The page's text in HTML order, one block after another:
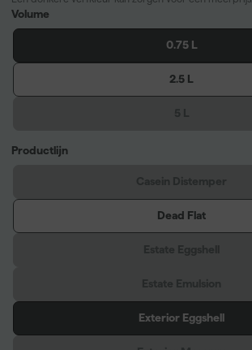
Volume
0.75 L
2.5 L
Productlijn
Dead Flat
Exterior Eggshell